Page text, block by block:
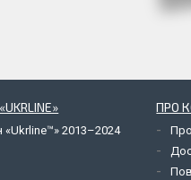
«Ukrline™» 2013–2024
ПРО